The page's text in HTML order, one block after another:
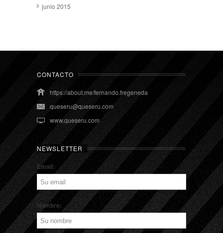
junio 2015
CONTACTO
https://about.me/fernando.fregeneda
queseru@queseru.com
www.queseru.com
NEWSLETTER
Email:
Nombre: